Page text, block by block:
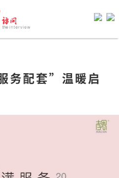
务配套”温暖启